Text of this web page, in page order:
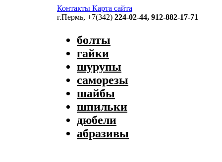
Контакты Карта сайта
г.Пермь, +7(342) 224-02-44, 912-882-17-71
болты
гайки
шурупы
саморезы
шайбы
шпильки
дюбели
абразивы